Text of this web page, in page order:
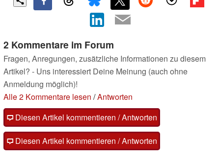
2 Kommentare im Forum
Fragen, Anregungen, zusätzliche Informationen zu diesem
Artikel? - Uns interessiert Deine Meinung (auch ohne
Anmeldung möglich)!
Alle 2 Kommentare lesen /Antworten
Diesen Artikel kommentieren / Antworten
Diesen Artikel kommentieren / Antworten